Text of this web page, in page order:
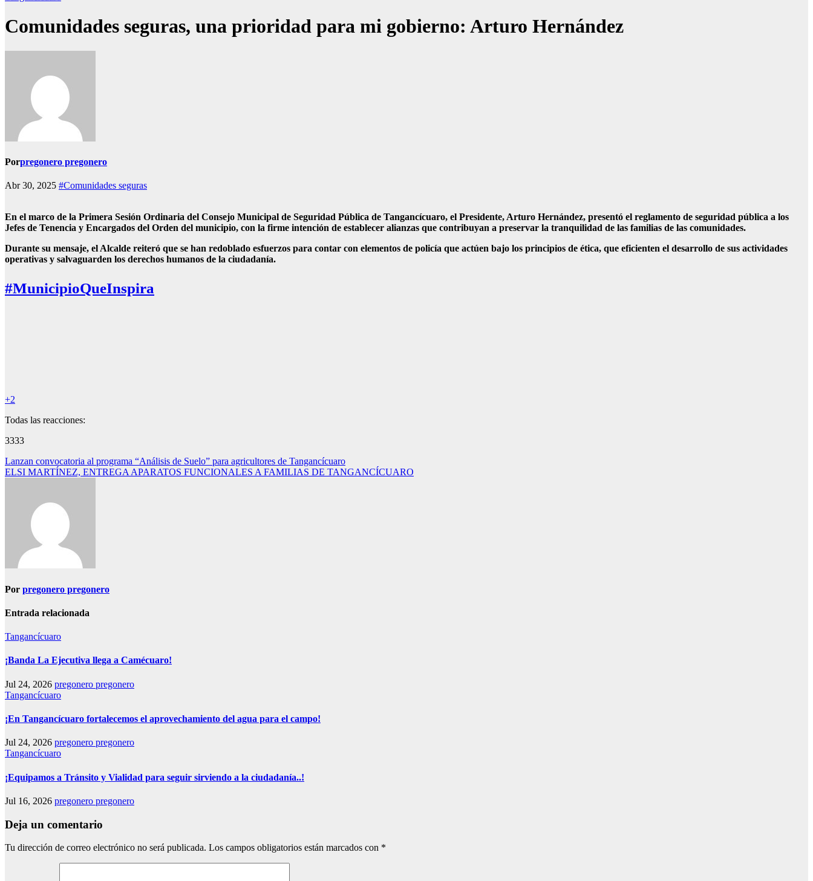
Comunidades seguras, una prioridad para mi gobierno: Arturo Hernández
Porpregonero pregonero
Abr 30, 2025 #Comunidades seguras
En el marco de la Primera Sesión Ordinaria del Consejo Municipal de Seguridad Pública de Tangancícuaro, el Presidente, Arturo Hernández, presentó el reglamento de seguridad pública a los
Jefes de Tenencia y Encargados del Orden del municipio, con la firme intención de establecer alianzas que contribuyan a preservar la tranquilidad de las familias de las comunidades.
Durante su mensaje, el Alcalde reiteró que se han redoblado esfuerzos para contar con elementos de policía que actúen bajo los principios de ética, que eficienten el desarrollo de sus actividades
operativas y salvaguarden los derechos humanos de la ciudadanía.
#MunicipioQueInspira
+2
Todas las reacciones:
3333
Navegación
de
Lanzan convocatoria al programa “Análisis de Suelo” para agricultores de Tangancícuaro
ELSI MARTÍNEZ, ENTREGA APARATOS FUNCIONALES A FAMILIAS DE TANGANCÍCUARO
Por pregonero pregonero
Entrada relacionada
Tangancícuaro
¡Banda La Ejecutiva llega a Camécuaro!
Jul 24, 2026 pregonero pregonero
Tangancícuaro
¡En Tangancícuaro fortalecemos el aprovechamiento del agua para el campo!
Jul 24, 2026 pregonero pregonero
Tangancícuaro
¡Equipamos a Tránsito y Vialidad para seguir sirviendo a la ciudadanía..!
Jul 16, 2026 pregonero pregonero
Deja un comentario
Tu dirección de correo electrónico no será publicada. Los campos obligatorios están marcados con *